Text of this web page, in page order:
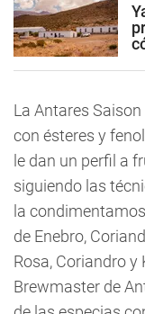
La Antares
con ésteres y
le dan un perfil a
siguiendo las
la
de Enebro,
Rosa, Coriandro y
Brewmaster de